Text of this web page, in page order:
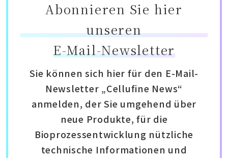
Abonnieren Sie hier
unseren
E-Mail-Newsletter
Sie können sich hier für den E-Mail-
Newsletter „Cellufine News“
anmelden, der Sie umgehend über
neue Produkte, für die
Bioprozessentwicklung nützliche
technische Informationen und